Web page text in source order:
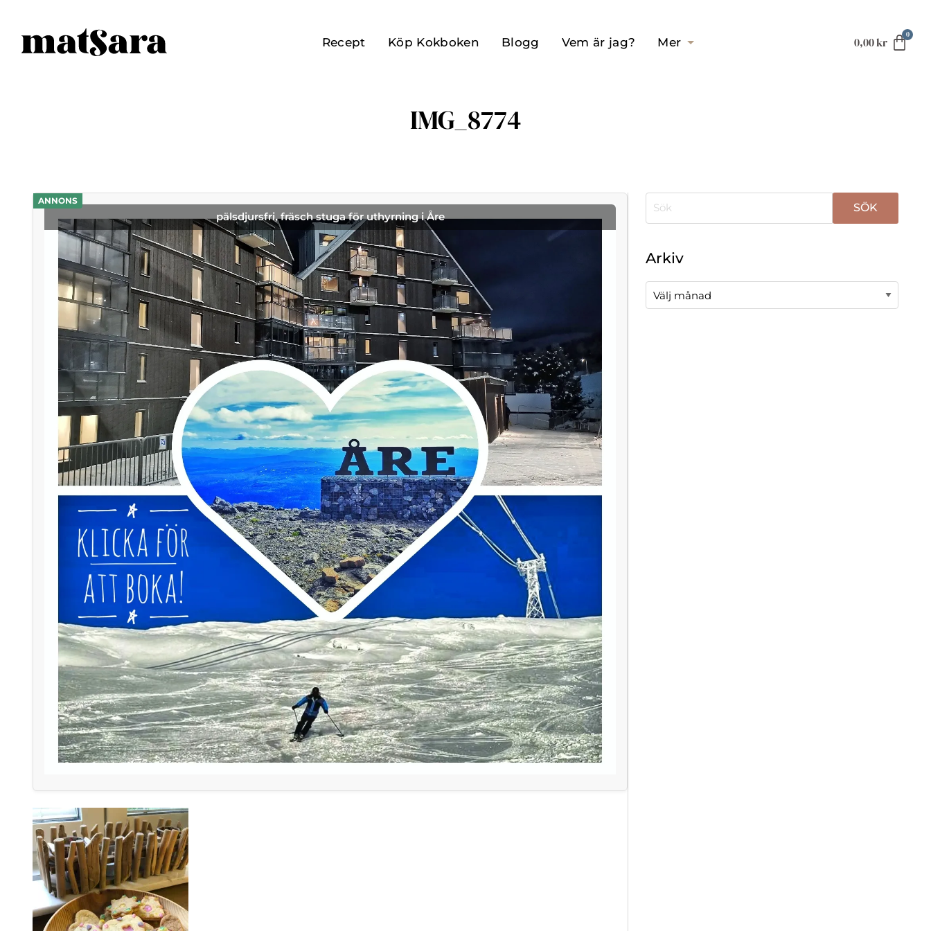
Recept Köp Kokboken Blogg Vem är jag? Mer 0,00kr
IMG_8774
ANNONS
pälsdjursfri, fräsch stuga för uthyrning i Åre
Arkiv